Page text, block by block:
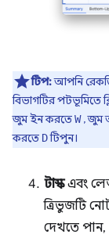
টিপ:আপনি
বিভাগটির পটভূমিতে
জুম ইন করতেW, জুম
করতে Dটিপুন।
টাস্কএবং
ত্রিভুজটি
দেখতে পান,